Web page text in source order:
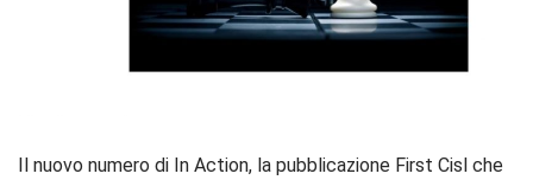
Il nuovo numero di In Action, la pubblicazione First Cisl che